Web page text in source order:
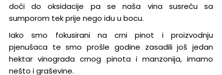
doći do oksidacije pa se naša vina susreću sa
sumporom tek prije nego idu u bocu.
Iako smo fokusirani na crni pinot i proizvodnju
pjenušaca te smo prošle godine zasadili još jedan
hektar vinograda crnog pinota i manzonija, imamo
nešto i graševine.